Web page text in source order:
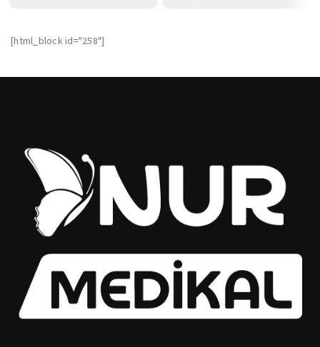
[html_block id="258"]